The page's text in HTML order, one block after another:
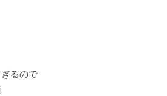
るので